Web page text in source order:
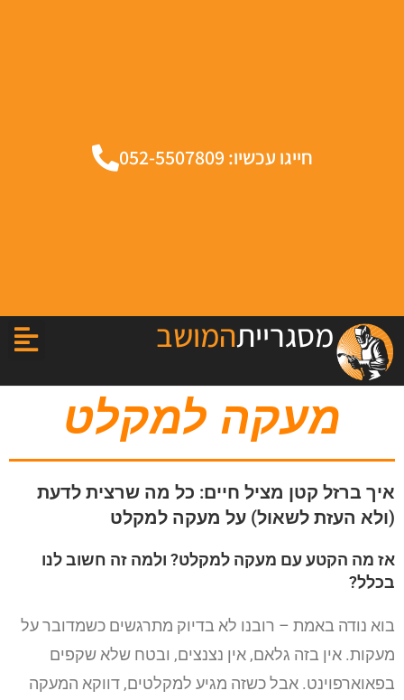
חייגו עכשיו: 052-5507809
מסגרייתהמושב
מעקה למקלט
איך ברזל קטן מציל חיים: כל מה שרצית לדעת
(ולא העזת לשאול) על מעקה למקלט
אז מה הקטע עם מעקה למקלט? ולמה זה חשוב לנו
בכלל?
בוא נודה באמת – רובנו לא בדיוק מתרגשים כשמדובר על
מעקות. אין בזה גלאם, אין נצנצים, ובטח שלא שקפים
בפאוארפוינט. אבל כשזה מגיע למקלטים, דווקא המעקה